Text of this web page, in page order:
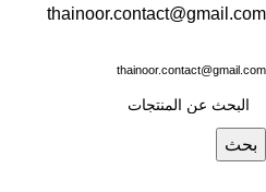
thainoor.contact@gmail.com
thainoor.contact@gmail.com
بحث